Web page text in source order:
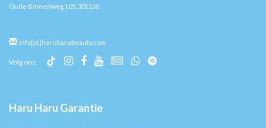
Oude Binnenweg 105, 3012JB
info[at]haruharubeauty.com
Volg ons:
Haru Haru Garantie